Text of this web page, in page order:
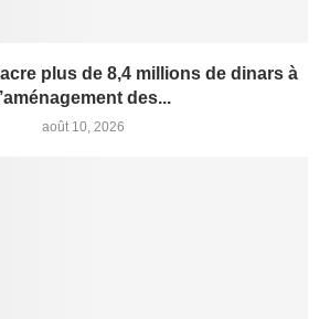
plus de 8,4 millions de dinars à
l’aménagement des...
août 10, 2026